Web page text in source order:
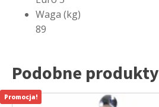
Waga (kg)
89
Podobne produkty
Promocja!